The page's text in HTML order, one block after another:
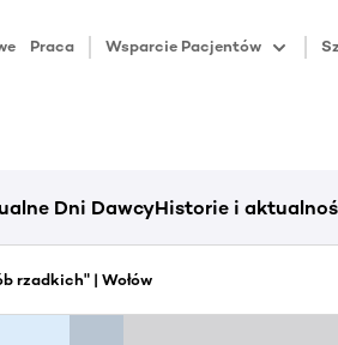
Praca Wsparcie Pacjentów
Dni DawcyHistorie i
rzadkich" | Wołów